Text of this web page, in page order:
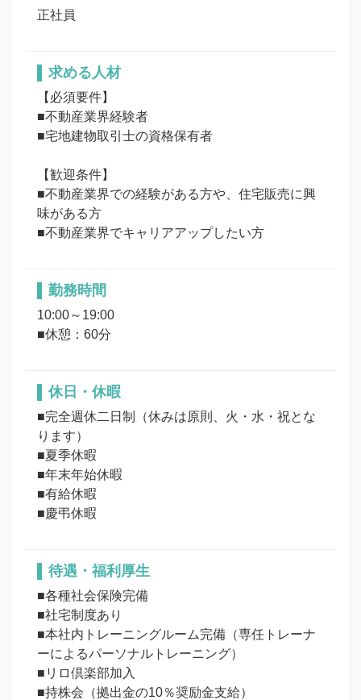
正社員
求める人材
【必須要件】
■不動産業界経験者
■宅地建物取引士の資格保有者
【歓迎条件】
■不動産業界での経験がある方や、住宅販売に興
味がある方
■不動産業界でキャリアアップしたい方
勤務時間
10:00～19:00
■休憩：60分
休日・休暇
■完全週休二日制（休みは原則、火・水・祝とな
ります）
■夏季休暇
■年末年始休暇
■有給休暇
待遇・福利厚生
■各種社会保険完備
■社宅制度あり
■本社内トレーニングルーム完備（専任トレーナ
ーによるパーソナルトレーニング）
■リロ倶楽部加入
■持株会（拠出金の10％奨励金支給）